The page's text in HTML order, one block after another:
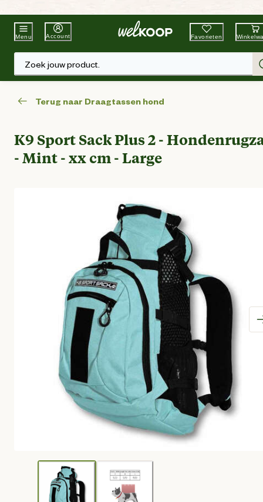
Beste WinkelketenTuin & Dier
Menu Account Favorieten
Zoek jouw product.
Terug naar Draagtassen hond
K9 Sport Sack Plus 2 -
- Mint - xx cm - Large